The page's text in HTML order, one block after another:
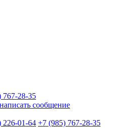
767-28-35
написать сообщение
226-01-64 +7 (985) 767-28-35